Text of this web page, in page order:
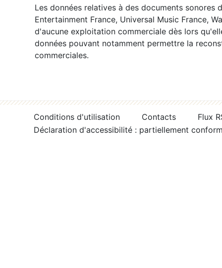
Les données relatives à des documents sonores
Entertainment France, Universal Music France,
d'aucune exploitation commerciale dès lors
données pouvant notamment permettre la
commerciales.
Conditions d'utilisation Contacts
Flux
Déclaration d'accessibilité : partiellement